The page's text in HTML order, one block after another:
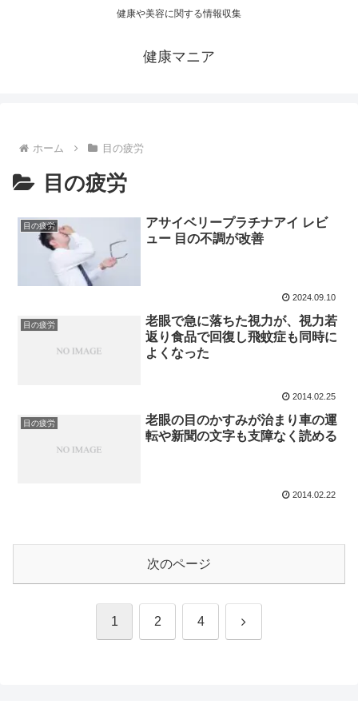
健康や美容に関する情報収集
健康マニア
ホーム 目の疲労
目の疲労
目の疲労
アサイベリープラチナアイ レビ
ュー 目の不調が改善
2024.09.10
目の疲労
老眼で急に落ちた視力が、視力若
返り食品で回復し飛蚊症も同時に
よくなった
2014.02.25
目の疲労
老眼の目のかすみが治まり車の運
転や新聞の文字も支障なく読める
2014.02.22
次のページ
1 2 4 次